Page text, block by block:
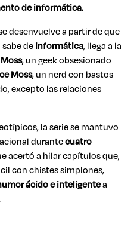
de informática.
desenvuelve a partir de que
deinformática, llega a la
, un geek obsesionado
Moss, un nerd con bastos
excepto las relaciones
la serie se mantuvo
durantecuatro
acertó a hilar capítulos que,
con chistes simplones,
ácido e inteligentea